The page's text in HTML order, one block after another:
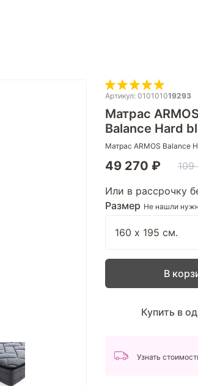
Артикул: 010101019293
Матрас ARMOS
Balance Hard
Матрас ARMOS Balance
49 270 ₽ 109
Или в рассрочку
Размер Не нашли
В
Купить в
Узнать